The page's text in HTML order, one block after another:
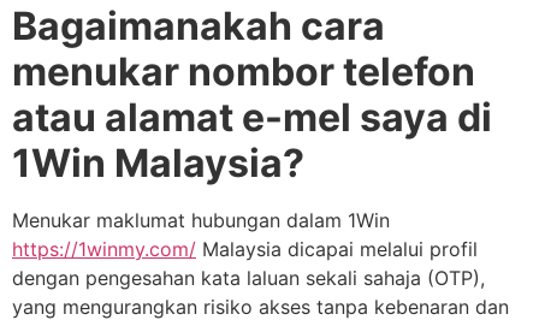
Bagaimanakah cara
menukar nombor telefon
atau alamat e-mel saya di
1Win Malaysia?
Menukar maklumat hubungan dalam 1Win
https://1winmy.com/ Malaysia dicapai melalui profil
dengan pengesahan kata laluan sekali sahaja (OTP),
yang mengurangkan risiko akses tanpa kebenaran dan